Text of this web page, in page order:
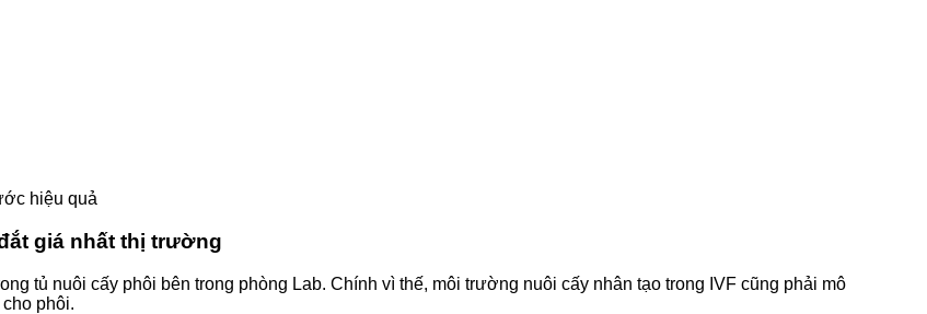
hiệu quả
giá nhất thị trường
tủ nuôi cấy phôi bên trong phòng Lab. Chính vì thế, môi trường nuôi cấy nhân tạo trong IVF cũng phải mô
phôi.